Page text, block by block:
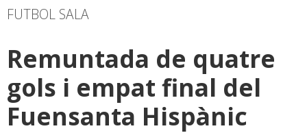
FUTBOL SALA
Remuntada de quatre
gols i empat final del
Fuensanta Hispànic